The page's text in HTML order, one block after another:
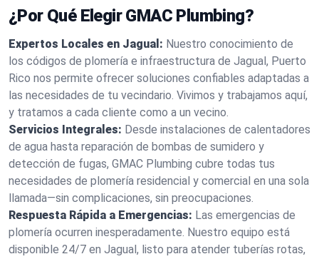
¿Por Qué Elegir GMAC Plumbing?
Expertos Locales en Jagual: Nuestro conocimiento de
los códigos de plomería e infraestructura de Jagual, Puerto
Rico nos permite ofrecer soluciones confiables adaptadas a
las necesidades de tu vecindario. Vivimos y trabajamos aquí,
y tratamos a cada cliente como a un vecino.
Servicios Integrales: Desde instalaciones de calentadores
de agua hasta reparación de bombas de sumidero y
detección de fugas, GMAC Plumbing cubre todas tus
necesidades de plomería residencial y comercial en una sola
llamada—sin complicaciones, sin preocupaciones.
Respuesta Rápida a Emergencias: Las emergencias de
plomería ocurren inesperadamente. Nuestro equipo está
disponible 24/7 en Jagual, listo para atender tuberías rotas,